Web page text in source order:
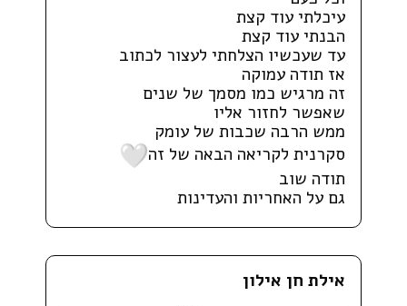
עיכלתי עוד קצת
הבנתי עוד קצת
עד שעכשיו הצלחתי לעצור לכתוב
אז תודה עמוקה
זה מרגיש כמו מסמך של שנים
שאפשר לחזור אליו
ממש הרבה שכבות של עומק
סקרנית לקריאה הבאה של זה
תודה שוב
גם על האחריות והעדינות
אילת חן אילון